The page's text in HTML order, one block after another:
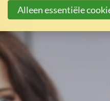
Alleen essentiële